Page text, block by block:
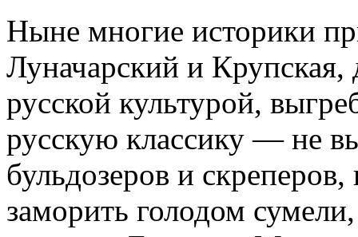
Ныне многие историки
Луначарский и Крупская,
русской культурой,
русскую классику — не
бульдозеров и
заморить голодом